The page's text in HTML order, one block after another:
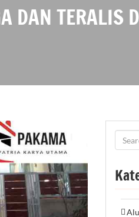
DAN TERALIS